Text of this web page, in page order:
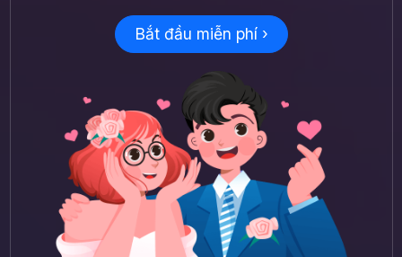
Bắt đầu miễn phí ›